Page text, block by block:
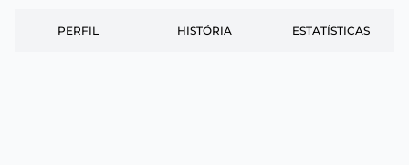
PERFIL HISTÓRIA ESTATÍSTICAS